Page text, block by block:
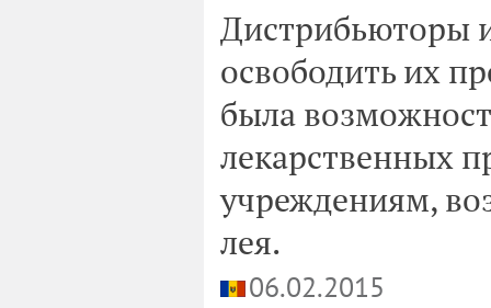
Дистрибьюторы
освободить их
была
лекарственных
учреждениям,
лея.
06.02.2015